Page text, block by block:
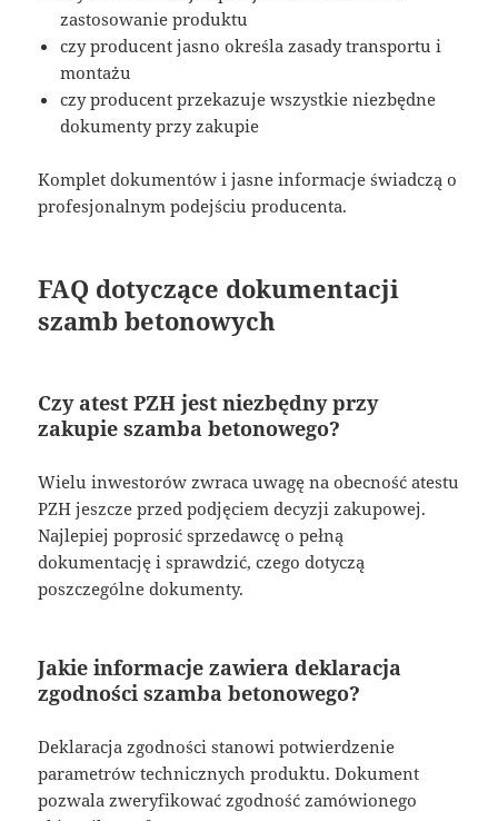
zastosowanie produktu
czy producent jasno określa zasady transportu i
montażu
czy producent przekazuje wszystkie niezbędne
dokumenty przy zakupie
Komplet dokumentów i jasne informacje świadczą o
profesjonalnym podejściu producenta.
FAQ dotyczące dokumentacji
szamb betonowych
Czy atest PZH jest niezbędny przy
zakupie szamba betonowego?
Wielu inwestorów zwraca uwagę na obecność atestu
PZH jeszcze przed podjęciem decyzji zakupowej.
Najlepiej poprosić sprzedawcę o pełną
dokumentację i sprawdzić, czego dotyczą
poszczególne dokumenty.
Jakie informacje zawiera deklaracja
zgodności szamba betonowego?
Deklaracja zgodności stanowi potwierdzenie
parametrów technicznych produktu. Dokument
pozwala zweryfikować zgodność zamówionego